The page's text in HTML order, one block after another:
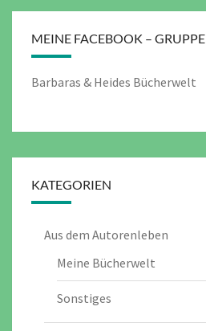
MEINE FACEBOOK – GRUPPE
Barbaras & Heides Bücherwelt
KATEGORIEN
Aus dem Autorenleben
Meine Bücherwelt
Sonstiges